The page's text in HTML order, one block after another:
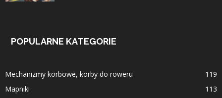
POPULARNE KATEGORIE
Mechanizmy korbowe, korby do roweru
119
Mapniki
113